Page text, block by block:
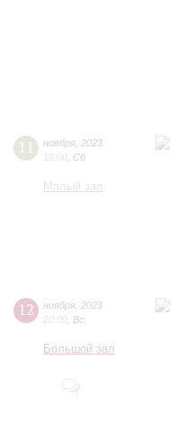
11 ноября 2023
19:00 Сб
Малый зал
12 ноября 2023
20:00 Вс
Большой зал